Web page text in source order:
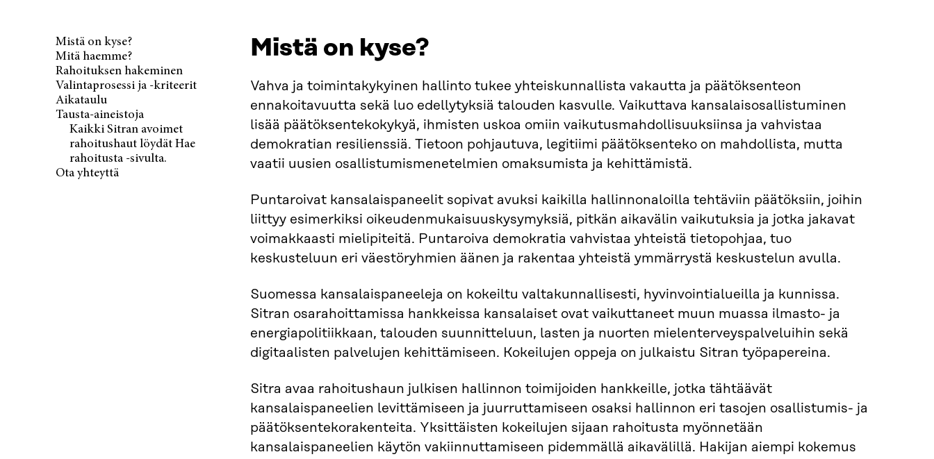
Mistä on kyse?
Mitä haemme?
Rahoituksen hakeminen
Valintaprosessi ja -kriteerit
Aikataulu
Tausta-aineistoja
Kaikki Sitran avoimet
rahoitushaut löydät Hae
rahoitusta -sivulta.
Ota yhteyttä
Mistä on kyse?
Vahva ja toimintakykyinen hallinto tukee yhteiskunnallista vakautta ja päätöksenteon
ennakoitavuutta sekä luo edellytyksiä talouden kasvulle. Vaikuttava kansalaisosallistuminen
lisää päätöksentekokykyä, ihmisten uskoa omiin vaikutusmahdollisuuksiinsa ja vahvistaa
demokratian resilienssiä. Tietoon pohjautuva, legitiimi päätöksenteko on mahdollista, mutta
vaatii uusien osallistumismenetelmien omaksumista ja kehittämistä.
Puntaroivat kansalaispaneelit sopivat avuksi kaikilla hallinnonaloilla tehtäviin päätöksiin, joihin
liittyy esimerkiksi oikeudenmukaisuuskysymyksiä, pitkän aikavälin vaikutuksia ja jotka jakavat
voimakkaasti mielipiteitä. Puntaroiva demokratia vahvistaa yhteistä tietopohjaa, tuo
keskusteluun eri väestöryhmien äänen ja rakentaa yhteistä ymmärrystä keskustelun avulla.
Suomessa kansalaispaneeleja on kokeiltu valtakunnallisesti, hyvinvointialueilla ja kunnissa.
Sitran osarahoittamissa hankkeissa kansalaiset ovat vaikuttaneet muun muassa ilmasto- ja
energiapolitiikkaan, talouden suunnitteluun, lasten ja nuorten mielenterveyspalveluihin sekä
digitaalisten palvelujen kehittämiseen. Kokeilujen oppeja on julkaistu Sitran työpapereina.
Sitra avaa rahoitushaun julkisen hallinnon toimijoiden hankkeille, jotka tähtäävät
kansalaispaneelien levittämiseen ja juurruttamiseen osaksi hallinnon eri tasojen osallistumis- ja
päätöksentekorakenteita. Yksittäisten kokeilujen sijaan rahoitusta myönnetään
kansalaispaneelien käytön vakiinnuttamiseen pidemmällä aikavälillä. Hakijan aiempi kokemus